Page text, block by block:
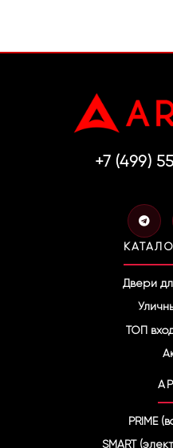
+7 (499)
T
e
l
e
g
r
m
Двери
ТОП
PRIME
SMART